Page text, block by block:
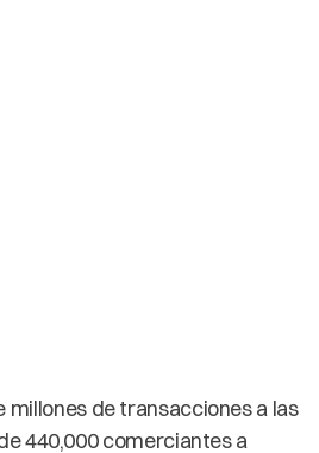
millones de transacciones a las
440,000 comerciantes a